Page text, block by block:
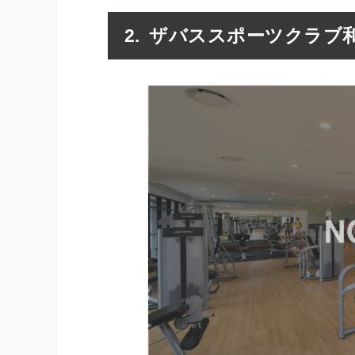
ザバススポーツクラブ